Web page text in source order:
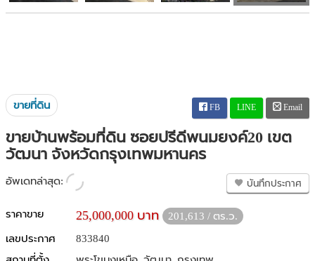
ขายที่ดิน FB LINE Email
ขายบ้านพร้อมที่ดิน ซอยปรีดีพนมยงค์20 เขต
วัฒนา จังหวัดกรุงเทพมหานคร
อัพเดทล่าสุด: บันทึกประกาศ
ราคาขาย 25,000,000 บาท
201,613 / ตร.ว.
เลขประกาศ
833840